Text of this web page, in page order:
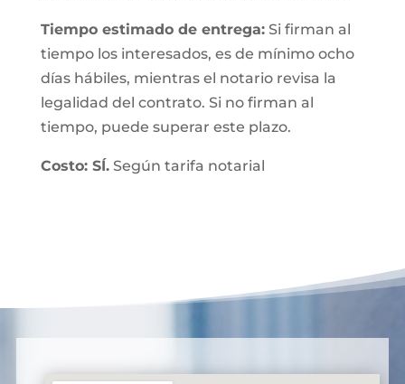
Tiempo estimado de entrega:Si firman al
tiempo los interesados, es de mínimo ocho
días hábiles, mientras el notario revisa la
legalidad del contrato. Si no firman al
tiempo, puede superar este plazo.
Costo: SÍ.Según tarifa notarial